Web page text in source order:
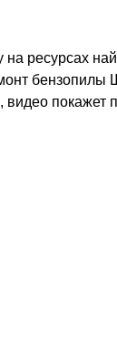
ресурсах
бензопилы
покажет